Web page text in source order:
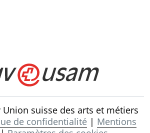
suisse des arts et métiers
de confidentialité| Mentions